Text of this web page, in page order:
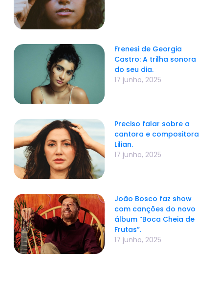
Frenesi de Georgia
Castro: A trilha sonora
do seu dia.
17 junho, 2025
Preciso falar sobre a
cantora e compositora
Lilian.
17 junho, 2025
João Bosco faz show
com canções do novo
álbum “Boca Cheia de
Frutas”.
17 junho, 2025